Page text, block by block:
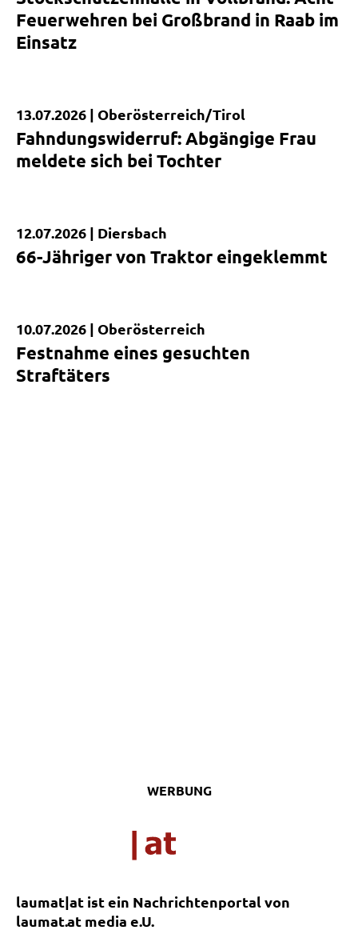
Feuerwehren bei Großbrand in Raab im
Einsatz
Kurzmeldung
13.07.2026 | Oberösterreich/Tirol
Fahndungswiderruf: Abgängige Frau
meldete sich bei Tochter
Kurzmeldung
12.07.2026 | Diersbach
66-Jähriger von Traktor eingeklemmt
Kurzmeldung
10.07.2026 | Oberösterreich
Festnahme eines gesuchten
Straftäters
WERBUNG
laumat|at ist ein Nachrichtenportal von
laumat.at media e.U.